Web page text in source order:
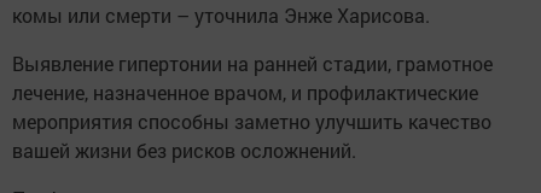
комы или смерти – уточнила Энже Харисова.
Выявление гипертонии на ранней стадии, грамотное
лечение, назначенное врачом, и профилактические
мероприятия способны заметно улучшить качество
вашей жизни без рисков осложнений.